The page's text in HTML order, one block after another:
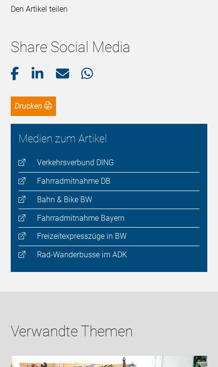
Den Artikel teilen
Share Social Media
Drucken
Medien zum Artikel
Verkehrsverbund DING
Fahrradmitnahme DB
Bahn & Bike BW
Fahrradmitnahme Bayern
Freizeitexpresszüge in BW
Rad-Wanderbusse im ADK
Verwandte Themen